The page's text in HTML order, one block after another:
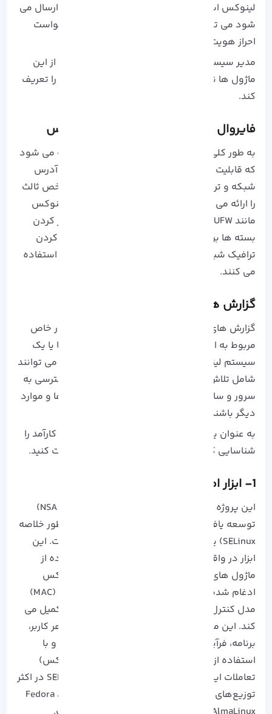
لینوکس است، هر کتابخانه ای از توابع که با PAM ارسال می
شود می تواند توسط یک برنامه کاربردی برای درخواست
احراز هویت کاربر استفاده شود.
مدیر سیستم لینوکس می تواند با استفاده کردن از این
ماژول ها نحوه احراز هویت کاربران را در برنامه‌ ها را تعریف
کند.
فایروال مبتنی بر سرور میزبان در لینوکس
به طور کلی لینوکس با زیرسیستم Netfilter عرضه می‌ شود
که قابلیت‌ هایی مانند فیلتر کردن بسته‌ ها، انواع آدرس
شبکه و ترجمه پورت برای برنامه‌ های افزودنی شخص ثالث
را ارائه می‌ دهد. تمام نسخه‌های مدرن فایروال لینوکس
مانند UFW و nftables از این زیرسیستم برای فیلتر کردن
بسته ها برای کمک به تنظیم، محافظت و مسدود کردن
ترافیک شبکه به داخل یا خارج ازسیستم لینوکس استفاده
می کنند.
گزارش‌ های امنیتی در لینوکس
گزارش‌ های امنیتی به پیگیری خطاهایی که به طور خاص
مربوط به امنیت کل زیرساخت فناوری اطلاعات شما یا یک
سیستم لینوکس است کمک می‌ کنند. این خطا‌ها می‌ توانند
شامل تلاش‌ های موفقیت‌ آمیز و ناموفق برای دسترسی به
سرور و سایر برنامه‌ ها، فعال‌ سازی IDS، هشدار ها و موارد
دیگر باشند.
به عنوان یک مدیر سیستم باید گزارش کارآمد و نا کارآمد را
شناسایی کرده و به بهترین شیوه آن‌ ها را مدیریت کنید.
1- ابزار امنیتی SELinux در لینوکس
این پروژه توسط آژانس امنیت ملی ایالات متحده (NSA)
توسعه یافته است، لینوکس پیشرفته امن (یا به طور خلاصه
SELinux) یک ویژگی امنیتی پیشرفته لینوکس است. این
ابزار در واقع یک معماری امنیتی است که با استفاده از
ماژول های امنیتی لینوکس (LSM) در هسته لینوکس
ادغام شده است و با ارائه کنترل دسترسی اجباری (MAC)
مدل کنترل دسترسی اختیاری لینوکس (DAC) را تکمیل می
کند. این ماژول امنیتی، سطح دسترسی و انتقال هر کاربر،
برنامه، فرآیند و فایل را در سیستم تعریف می کند و با
استفاده از یک خط‌ مشی امنیتی (سطح نصب لینوکس)
تعاملات این موجودیت‌ ها را کنترل می‌ کند. SELinux در اکثر
توزیع‌های مبتنی بر RHEL مانند Fedora ،CentOS -Stream